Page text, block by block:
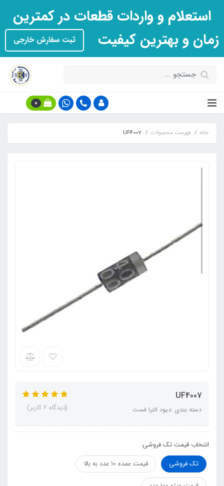
استعلام و واردات قطعات در کمترین
زمان و بهترین کیفیت
ثبت سفارش خارجی
0
خانه فهرست محصولات UF4007
UF4007
دسته بندی :دیود الترا فست (دیدگاه 2 کاربر)
انتخاب قیمت تک فروشی:
تک فروشی
قیمت عمده 10 عدد به بالا